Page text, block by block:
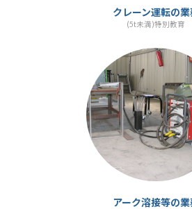
クレーン運転の業
(5t未満)特別教育
アーク溶接等の業